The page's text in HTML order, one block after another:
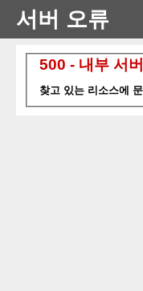
서버 오류
500 - 내부 서
찾고 있는 리소스에